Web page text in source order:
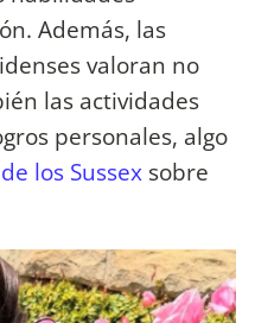
Además, las
valoran no
las actividades
personales, algo
de los Sussex sobre